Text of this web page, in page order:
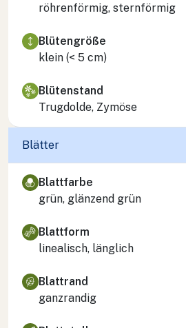
röhrenförmig, sternförmig
Blütengröße
klein (< 5 cm)
Blütenstand
Trugdolde, Zymöse
Blätter
Blattfarbe
grün, glänzend grün
Blattform
linealisch, länglich
Blattrand
ganzrandig